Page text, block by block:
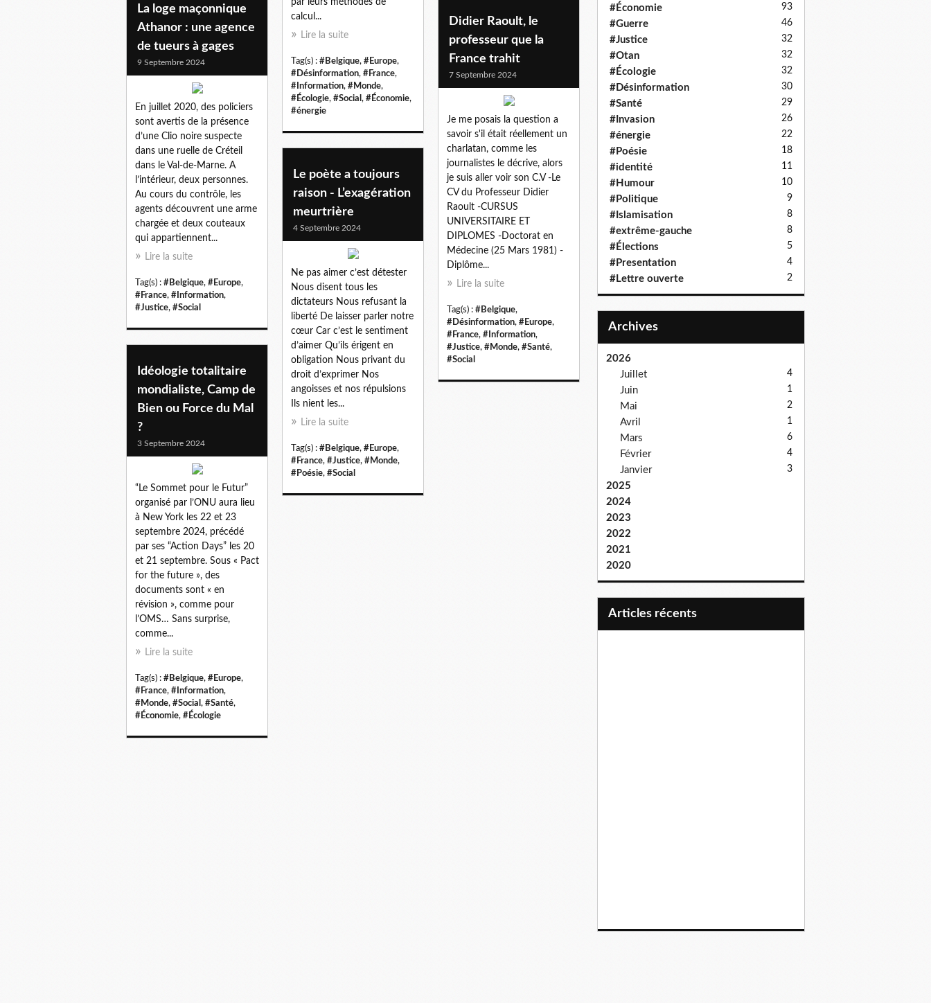
par leurs méthodes de
calcul...
Lire la suite
Tag(s) : #Belgique, #Europe,
#Désinformation, #France,
#Information, #Monde,
#Écologie, #Social , #Économie,
#énergie
La loge maçonnique
Athanor : une agence
de tueurs à gages
9 Septembre 2024
En juillet 2020, des policiers
sont avertis de la présence
d’une Clio noire suspecte
dans une ruelle de Créteil
dans le Val-de-Marne. A
l’intérieur, deux personnes.
Au cours du contrôle, les
agents découvrent une arme
chargée et deux couteaux
qui appartiennent...
Lire la suite
Tag(s) : #Belgique, #Europe,
#France, #Information,
#Justice, #Social
Didier Raoult, le
professeur que la
France trahit
7 Septembre 2024
Je me posais la question a
savoir s'il était réellement un
charlatan, comme les
journalistes le décrive, alors
je suis aller voir son C.V -Le
CV du Professeur Didier
Raoult -CURSUS
UNIVERSITAIRE ET
DIPLOMES -Doctorat en
Médecine (25 Mars 1981) -
Diplôme...
Lire la suite
Tag(s) : #Belgique,
#Désinformation, #Europe,
#France, #Information,
#Justice, #Monde, #Santé,
#Social
Le poète a toujours
raison - L’exagération
meurtrière
4 Septembre 2024
Ne pas aimer c’est détester
Nous disent tous les
dictateurs Nous refusant la
liberté De laisser parler notre
cœur Car c’est le sentiment
d’aimer Qu’ils érigent en
obligation Nous privant du
droit d’exprimer Nos
angoisses et nos répulsions
Ils nient les...
Lire la suite
Tag(s) : #Belgique, #Europe,
#France, #Justice, #Monde,
#Poésie, #Social
Idéologie totalitaire
mondialiste, Camp de
Bien ou Force du Mal
?
3 Septembre 2024
“Le Sommet pour le Futur”
organisé par l’ONU aura lieu
à New York les 22 et 23
septembre 2024, précédé
par ses “Action Days” les 20
et 21 septembre. Sous « Pact
for the future », des
documents sont « en
révision », comme pour
l’OMS… Sans surprise,
comme...
Lire la suite
Tag(s) : #Belgique, #Europe,
#France, #Information,
#Monde, #Social , #Santé,
#Économie, #Écologie
#Économie 93
#Guerre 46
#Justice 32
#Otan 32
#Écologie 32
#Désinformation 30
#Santé 29
#Invasion 26
#énergie 22
#Poésie 18
#identité 11
#Humour 10
#Politique 9
#Islamisation 8
#extrême-gauche 8
#Élections 5
#Presentation 4
#Lettre ouverte 2
Archives
2026
Juillet
4
Juin 1
Mai 2
Avril 1
Mars 6
Février 4
Janvier 3
2025
2024
2023
2022
2021
2020
articles récents